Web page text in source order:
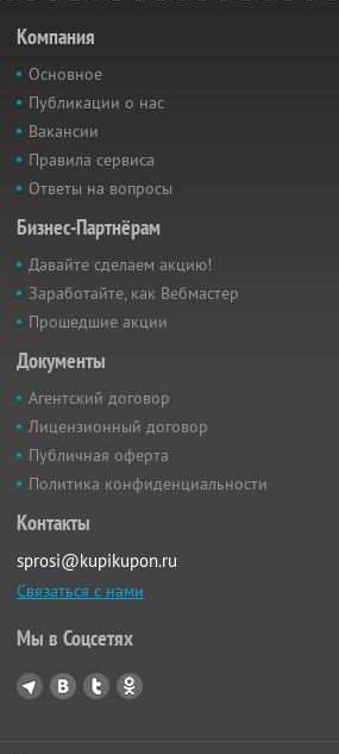
Компания
Основное
Публикации о нас
Вакансии
Правила сервиса
Ответы на вопросы
Бизнес-Партнёрам
Давайте сделаем акцию!
Заработайте, как Вебмастер
Прошедшие акции
Документы
Агентский договор
Лицензионный договор
Публичная оферта
Политика конфиденциальности
Контакты
sprosi@kupikupon.ru
Связаться с нами
Мы в Соцсетях